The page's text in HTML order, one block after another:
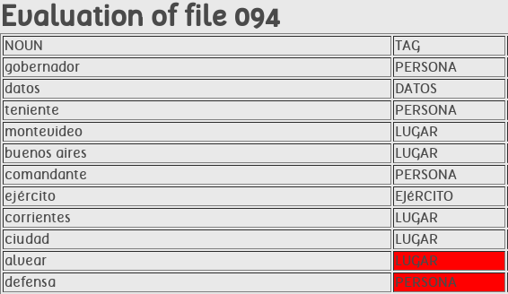
Evaluation of file 094
NOUN TAG
gobernador
PERSONA
datos
DATOS
teniente
PERSONA
montevideo
LUGAR
buenos aires
LUGAR
comandante
PERSONA
ejército
EJéRCITO
corrientes
LUGAR
ciudad
LUGAR
alvear
LUGAR
defensa
PERSONA